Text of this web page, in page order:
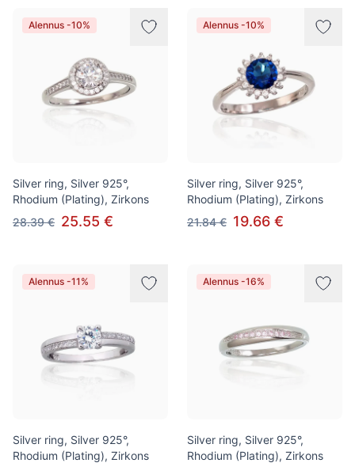
Alennus -10%
Silver ring, Silver 925°,
Rhodium (Plating), Zirkons
28.39 € 25.55 €
Alennus -10%
Silver ring, Silver 925°,
Rhodium (Plating), Zirkons
21.84 € 19.66 €
Alennus -11%
Silver ring, Silver 925°,
Rhodium (Plating), Zirkons
Alennus -16%
Silver ring, Silver 925°,
Rhodium (Plating), Zirkons